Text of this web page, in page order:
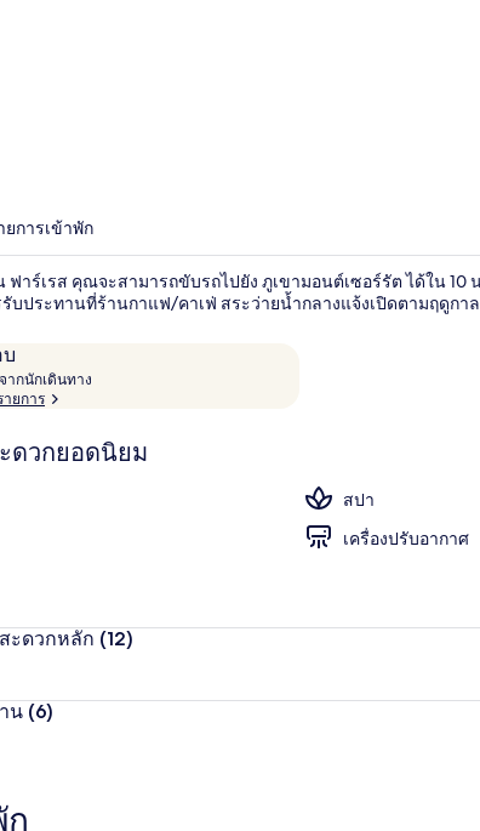
การเข้าพัก
ฟาร์เรส คุณจะสามารถขับรถไปยัง ภูเขามอนต์เซอร์รัต ได้ใน
บประทานที่ร้านกาแฟ/คาเฟ่ สระว่ายน้ำกลางแจ้งเปิดตามฤดูกา
ากนักเดินทาง
บ
ค
ด
ก
ยการ
ดวกยอดนิยม
สปา
เครื่องปรับอากาศ
ะดวกหลัก (12)
น (6)